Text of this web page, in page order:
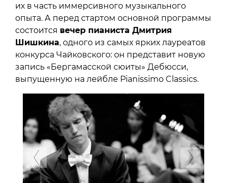
их в часть иммерсивного музыкального
опыта. А перед стартом основной программы
состоится вечер пианиста Дмитрия
Шишкина, одного из самых ярких лауреатов
конкурса Чайковского: он представит новую
запись «Бергамасской сюиты» Дебюсси,
выпущенную на лейбле Pianissimo Classics.
Previous Next